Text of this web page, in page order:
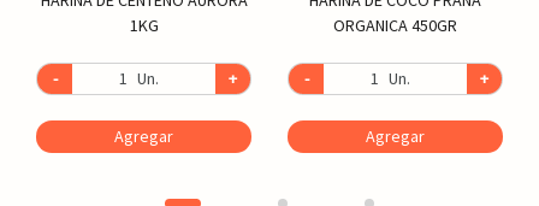
1KG
- Un. +
Agregar
ORGANICA 450GR
- Un. +
Agregar